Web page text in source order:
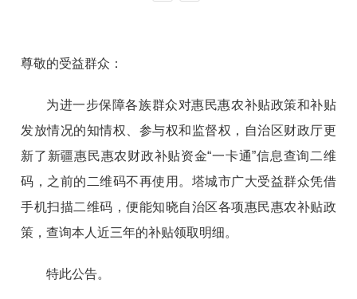
尊敬的受益群众：
为进一步保障各族群众对惠民惠农补贴政策和补贴
发放情况的知情权、参与权和监督权，自治区财政厅更
新了新疆惠民惠农财政补贴资金“一卡通”信息查询二维
码，之前的二维码不再使用。塔城市广大受益群众凭借
手机扫描二维码，便能知晓自治区各项惠民惠农补贴政
策，查询本人近三年的补贴领取明细。
特此公告。